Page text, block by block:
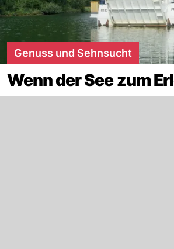
Genuss und Sehnsucht
Wenn der See zum